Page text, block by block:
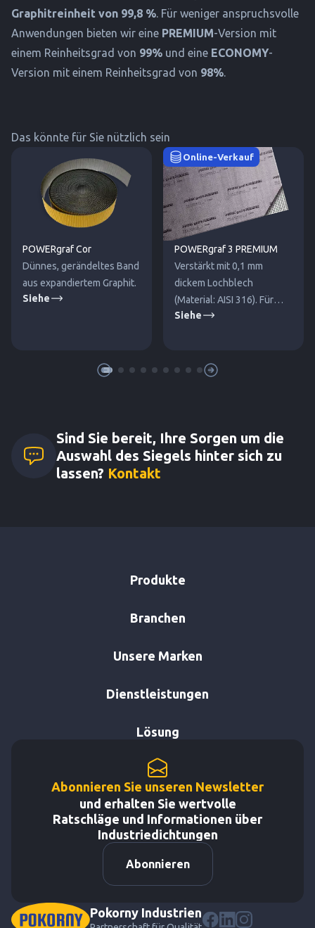
Graphitreinheit von 99,8 %. Für weniger anspruchsvolle
Anwendungen bieten wir eine PREMIUM-Version mit
einem Reinheitsgrad von 99% und eine ECONOMY-
Version mit einem Reinheitsgrad von 98%.
Das könnte für Sie nützlich sein
POWERgraf Cor
Dünnes, gerändeltes Band
aus expandiertem Graphit.
Siehe
Online-Verkauf
POWERgraf 3 PREMIUM
Verstärkt mit 0,1 mm
dickem Lochblech
(Material: AISI 316). Für
mittlere und höhere
Siehe
Sind Sie bereit, Ihre Sorgen um die
Auswahl des Siegels hinter sich zu
lassen? Kontakt
Produkte
Branchen
Unsere Marken
Dienstleistungen
Lösung
Abonnieren Sie unseren Newsletter
und erhalten Sie wertvolle
Ratschläge und Informationen über
Industriedichtungen
Abonnieren
Pokorny Industrien